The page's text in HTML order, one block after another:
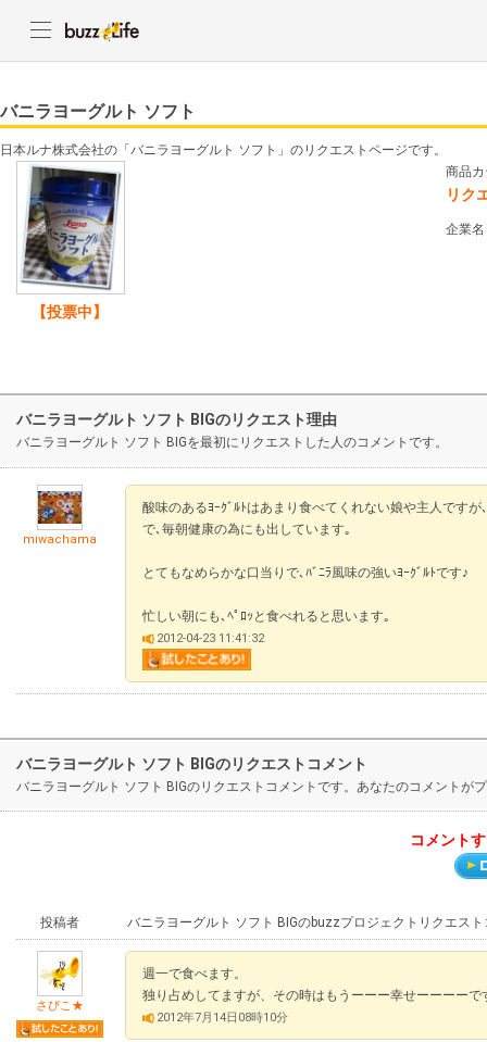
バニラヨーグルト ソフト
日本ルナ株式会社の「バニラヨーグルト ソフト」のリクエストページです。
【投票中】
商品
リク
企業
バニラヨーグルト ソフト BIGのリクエスト理由
バニラヨーグルト ソフト BIGを最初にリクエストした人のコメントです。
miwachama
酸味のあるﾖｰｸﾞﾙﾄはあまり食べてくれない娘や主人ですが
で､毎朝健康の為にも出しています｡
とてもなめらかな口当りで､ﾊﾞﾆﾗ風味の強いﾖｰｸﾞﾙﾄです♪
忙しい朝にも､ﾍﾟﾛｯと食べれると思います｡
2012-04-23 11:41:32
バニラヨーグルト ソフト BIGのリクエストコメント
バニラヨーグルト ソフト BIGのリクエストコメントです。あなたのコメントが
コメント
投稿者 バニラヨーグルト ソフト BIGのbuzzプロジェクトリクエス
さぴこ★
週一で食べます。
独り占めしてますが、その時はもうーーー幸せーーーー
2012年7月14日08時10分